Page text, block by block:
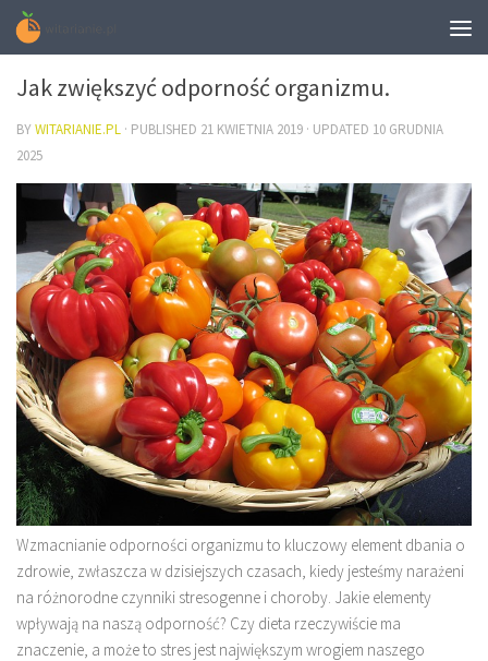
ZDROWIE
Jak zwiększyć odporność organizmu.
BYWITARIANIE.PL · PUBLISHED 21 KWIETNIA 2019 · UPDATED 10 GRUDNIA
2025
Wzmacnianie odporności organizmu to kluczowy element dbania o
zdrowie, zwłaszcza w dzisiejszych czasach, kiedy jesteśmy narażeni
na różnorodne czynniki stresogenne i choroby. Jakie elementy
wpływają na naszą odporność? Czy dieta rzeczywiście ma
znaczenie, a może to stres jest największym wrogiem naszego